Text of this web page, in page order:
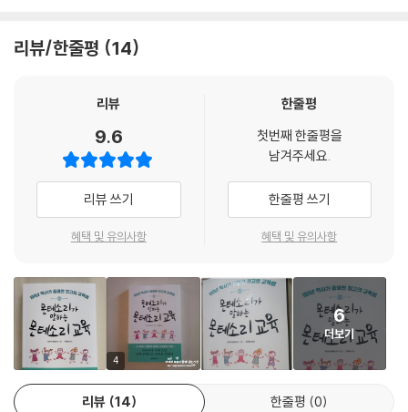
동을 관찰하고 정보를 수집했으며, 이를 아이의 심리와 발달을 이해하는
테소리 교육》의 1부에는 몬테소리 교육의 뿌리가 되는 과학적 교육에 대한
볼 수 있다. 2부에서는 몬테소리가 세운 ‘어린이의 집’에서 사용한 교육 방
식이 드러난다. 아이를 올바르게 훈육하는 방법부터 식단과 신체 놀이, 식
물과 동물 키우기 등 일상생활과 관련된 다양한 활동이 담겨 있다. 이러한
활동을 통해 아이들은 독립적인 사람으로 성장하는 기틀을 마련하게 된다.
교구를 통해 아이의 촉각, 열 감각, 입체 감각, 미각과 후각, 시각, 청각을
훈련시킬 수 있으며 감각 교육을 진행한 뒤 지식 교육을 이어서 할 수 있다.
책의 4부에서는 문자 언어와 숫자 계산을 가르치는 법이 나와 있다. 아이
들은 감각 능력과 적절한 교구를 이용해 읽기와 쓰기를 배우고, 일상생활
속에서 자연스럽게 수 개념을 이해할 수 있다. 마지막 5부에서는 앞선 교
육들을 더 효과적으로 적용하기 위해 알아 두면 좋을 이야기를 소개한다.
리뷰/한줄평 14
리뷰
9.6
리뷰 쓰기
혜택 및 유의사항
한줄평
첫번째 한줄평을
남겨주세요.
한줄평 쓰기
혜택 및 유의사항
4
6
더보기
리뷰 14 한줄평 0